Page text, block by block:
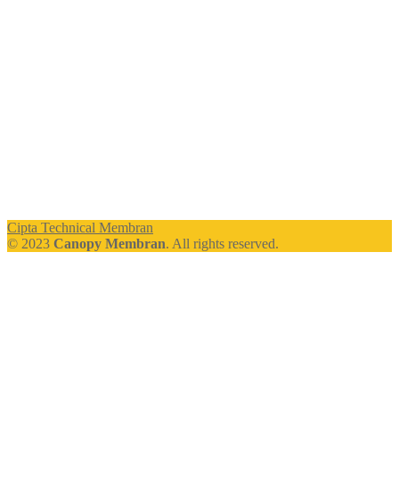
Cipta Technical Membran
© 2023 Canopy Membran. All rights reserved.